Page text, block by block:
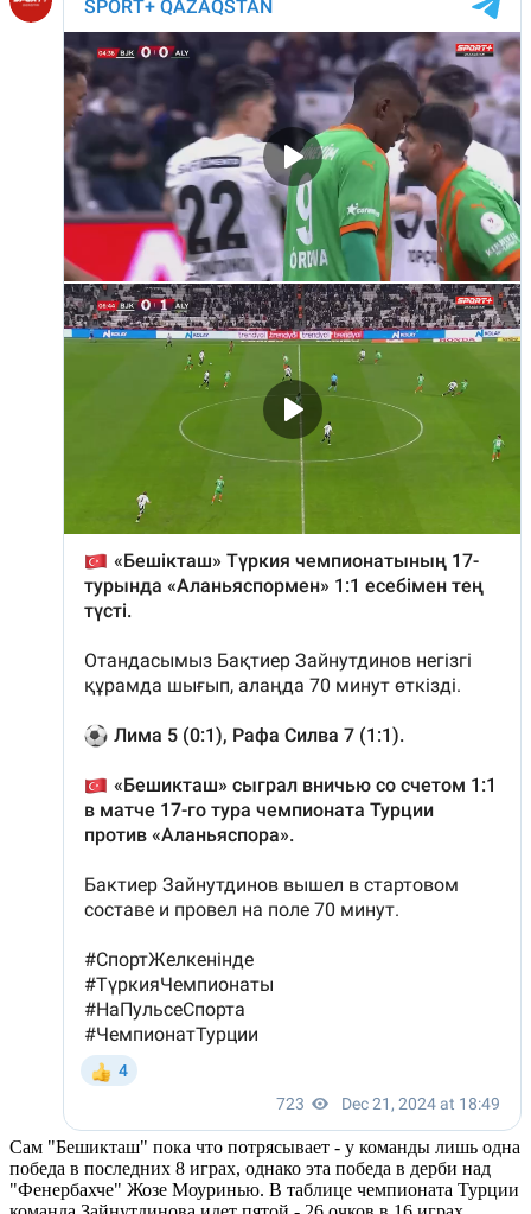
Сам "Бешикташ" пока что потрясывает - у команды лишь одна
победа в последних 8 играх, однако эта победа в дерби над
"Фенербахче" Жозе Моуринью. В таблице чемпионата Турции